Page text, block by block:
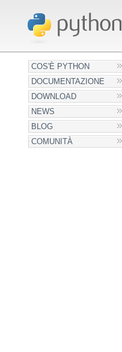
COS'È PYTHON
DOCUMENTAZIONE
DOWNLOAD
NEWS
BLOG
COMUNITÀ